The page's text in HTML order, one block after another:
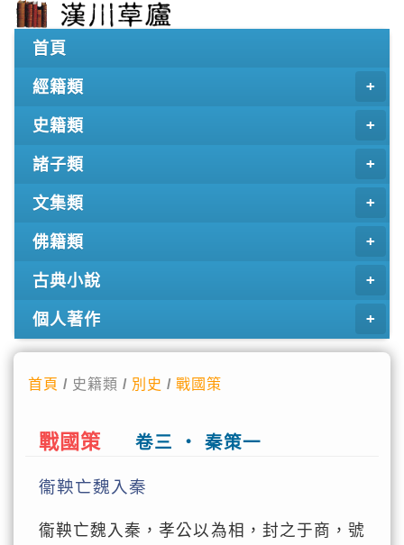
首頁
經籍類
史籍類
諸子類
文集類
佛籍類
古典小說
個人著作
首頁 / 史籍類 / 別史 /戰國策
戰國策 卷三 ‧ 秦策一
衞鞅亡魏入秦
衞鞅亡魏入秦，孝公以為相，封之于商，號